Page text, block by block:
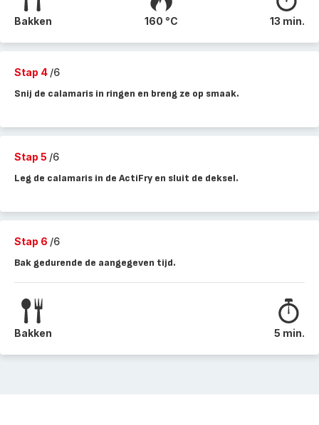
Bakken 160 °C 13 min.
Stap 4 /6
Snij de calamaris in ringen en breng ze op smaak.
Stap 5 /6
Leg de calamaris in de ActiFry en sluit de deksel.
Stap 6 /6
Bak gedurende de aangegeven tijd.
Bakken 5 min.